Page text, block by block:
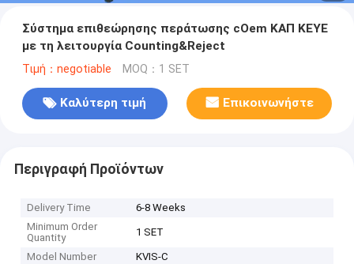
Σύστημα επιθεώρησης περάτωσης cOem ΚΑΠ KEYE
με τη λειτουργία Counting&Reject
Τιμή：negotiable MOQ：1 SET
Καλύτερη τιμή Επικοινωνήστε
Περιγραφή Προϊόντων
Delivery Time
6-8 Weeks
Minimum Order
Quantity
1 SET
Model Number
KVIS-C